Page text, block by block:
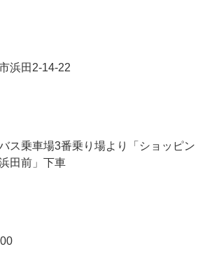
浜田2-14-22
ス乗車場3番乗り場より「ショッピン
田前」下車